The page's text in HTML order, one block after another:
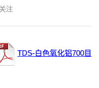
注
TDS-白色氧化铝700目